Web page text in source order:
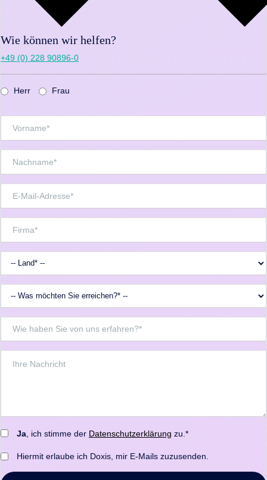
Wie können wir helfen?
+49 (0) 228 90896-0
Herr Frau
Ja , ich stimme der Datenschutzerklärung zu.*
Hiermit erlaube ich Doxis, mir E-Mails zuzusenden.